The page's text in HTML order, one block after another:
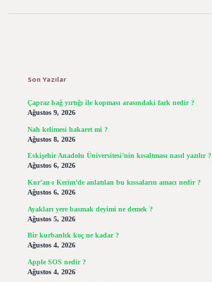
Son Yazılar
Çapraz bağ yırtığı ile kopması arasındaki fark nedir ?
Ağustos 9, 2026
Nah kelimesi hakaret mi ?
Ağustos 8, 2026
Eskişehir Anadolu Üniversitesi’nin kısaltması nasıl yazılır ?
Ağustos 6, 2026
Kur’an-ı Kerim’de anlatılan bu kıssaların amacı nedir ?
Ağustos 6, 2026
Ayakları yere basmak deyimi ne demek ?
Ağustos 5, 2026
Bir kurbanlık koç ne kadar ?
Ağustos 4, 2026
Apple SOS nedir ?
Ağustos 4, 2026